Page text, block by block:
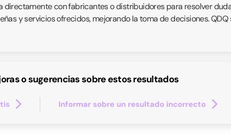
con fabricantes o distribuidores para resolver
y servicios ofrecidos, mejorando la toma de decisiones.
o sugerencias sobre estos resultados
Informar sobre un resultado incorrecto